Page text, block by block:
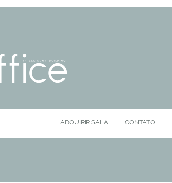
ADQUIRIR SALA CONTATO